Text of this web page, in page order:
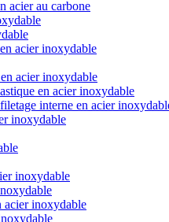
acier au carbone
acier inoxydable
acier inoxydable
en acier inoxydable
interne en acier
inoxydable
inoxydable
acier inoxydable